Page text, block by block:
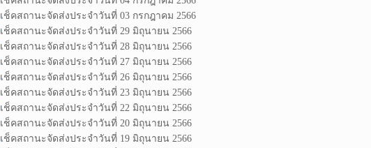
เช็คสถานะจัดส่งประจำวันที่ 03 กรกฎาคม 2566
เช็คสถานะจัดส่งประจำวันที่ 29 มิถุนายน 2566
เช็คสถานะจัดส่งประจำวันที่ 28 มิถุนายน 2566
เช็คสถานะจัดส่งประจำวันที่ 27 มิถุนายน 2566
เช็คสถานะจัดส่งประจำวันที่ 26 มิถุนายน 2566
เช็คสถานะจัดส่งประจำวันที่ 23 มิถุนายน 2566
เช็คสถานะจัดส่งประจำวันที่ 22 มิถุนายน 2566
เช็คสถานะจัดส่งประจำวันที่ 20 มิถุนายน 2566
เช็คสถานะจัดส่งประจำวันที่ 19 มิถุนายน 2566